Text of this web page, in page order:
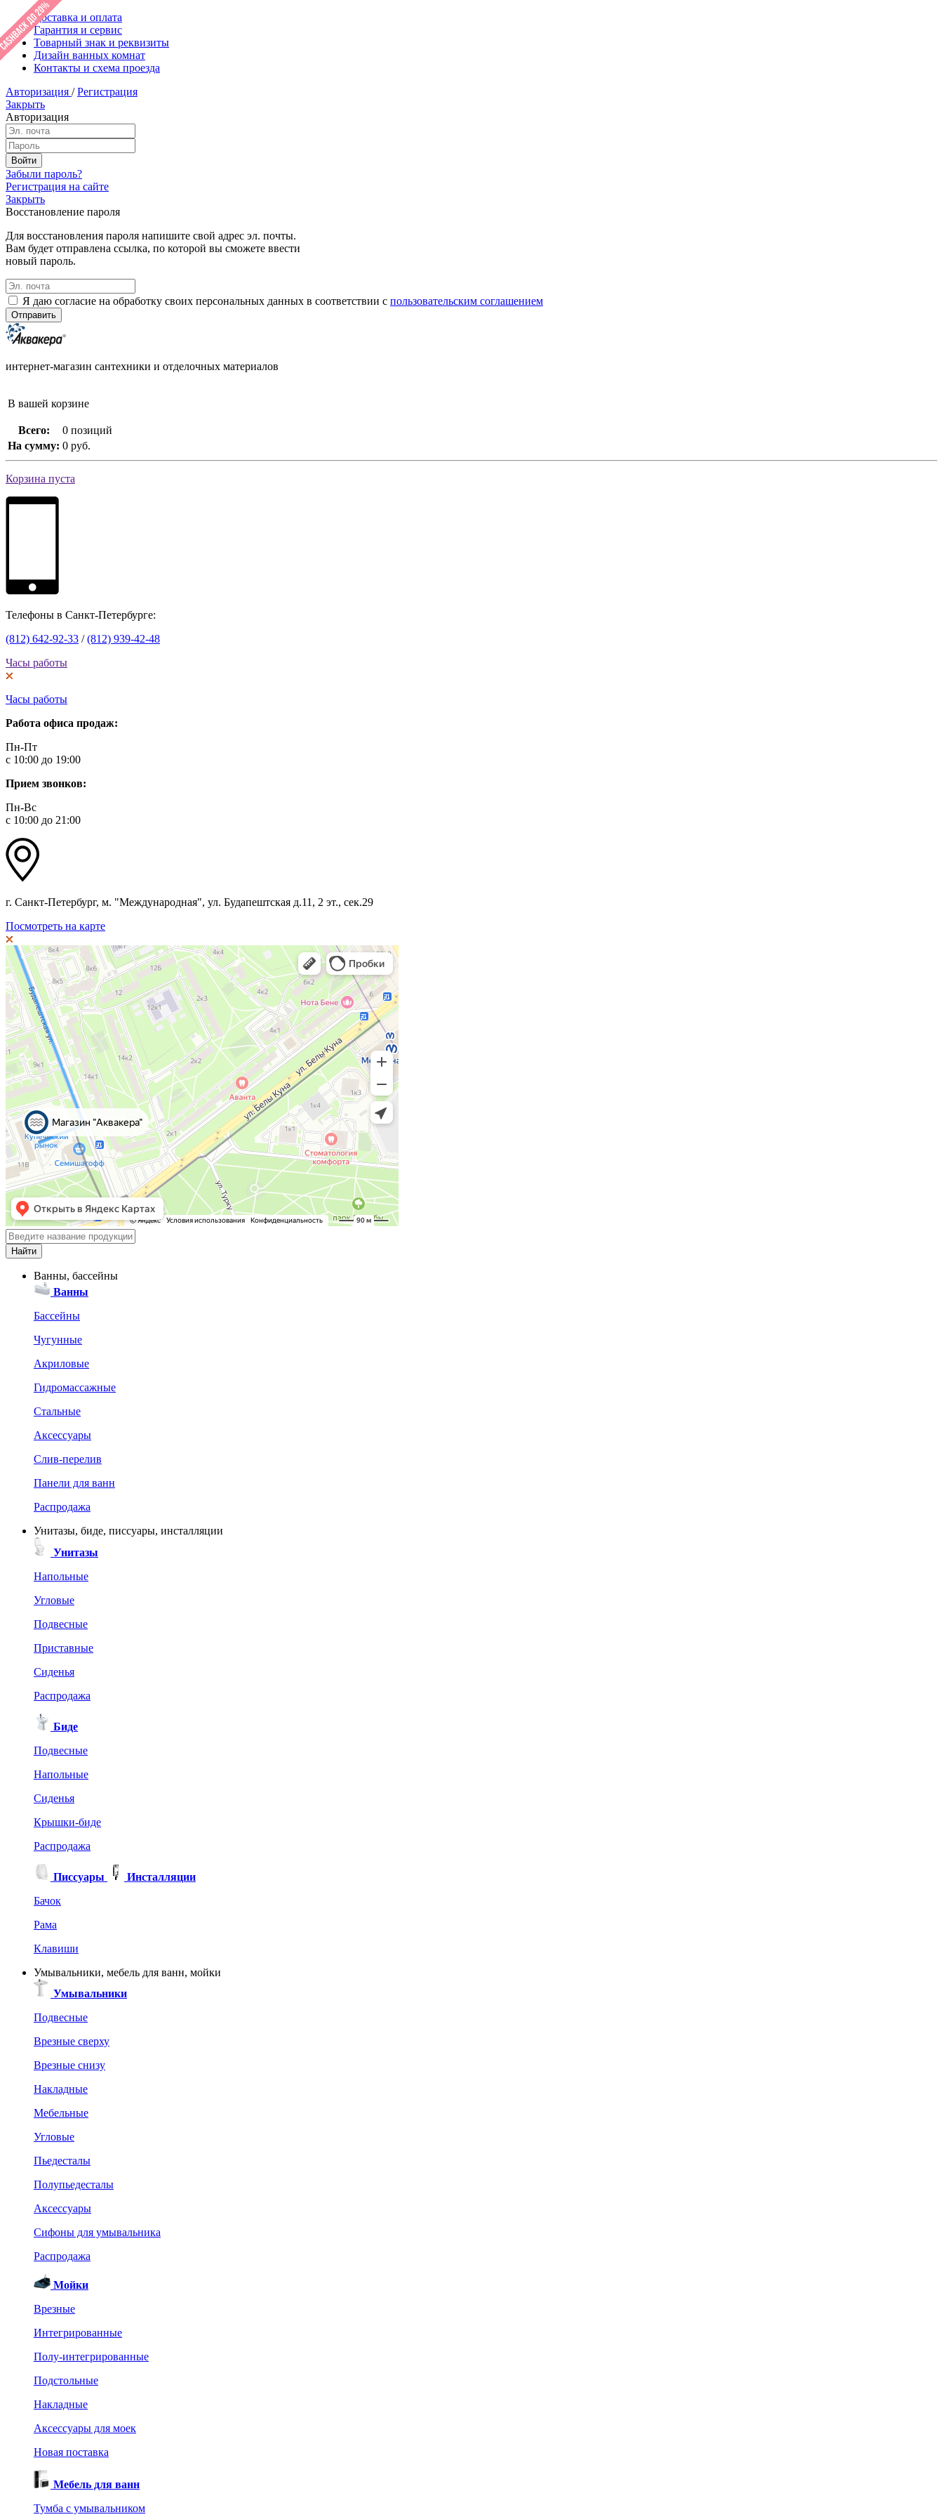
Доставка и оплата
Гарантия и сервис
Товарный знак и реквизиты
Дизайн ванных комнат
Контакты и схема проезда
Авторизация / Регистрация
Закрыть
Авторизация
Забыли пароль?
Регистрация на сайте
Закрыть
Восстановление пароля
Для восстановления пароля напишите свой адрес эл. почты.
Вам будет отправлена ссылка, по которой вы сможете ввести
новый пароль.
Я даю согласие на обработку своих персональных данных в соответствии с пользовательским соглашением
интернет-магазин сантехники и отделочных материалов
В вашей корзине
Всего:
0 позиций
На сумму: 0 руб.
Корзина пуста
Телефоны в Санкт-Петербурге:
(812) 642-92-33 /(812) 939-42-48
Часы работы
Часы работы
Работа офиса продаж:
Пн-Пт
с 10:00 до 19:00
Прием звонков:
Пн-Вс
с 10:00 до 21:00
г. Санкт-Петербург, м. "Международная", ул. Будапештская д.11, 2 эт., сек.29
Посмотреть на карте
Ванны, бассейны
Ванны
Бассейны
Чугунные
Акриловые
Гидромассажные
Стальные
Аксессуары
Слив-перелив
Панели для ванн
Распродажа
Унитазы, биде, писсуары, инсталляции
Унитазы
Напольные
Угловые
Подвесные
Приставные
Сиденья
Распродажа
Биде
Подвесные
Напольные
Сиденья
Крышки-биде
Распродажа
Писсуары
Инсталляции
Бачок
Рама
Клавиши
Умывальники, мебель для ванн, мойки
Умывальники
Подвесные
Врезные сверху
Врезные снизу
Накладные
Мебельные
Угловые
Пьедесталы
Полупьедесталы
Аксессуары
Сифоны для умывальника
Распродажа
Мойки
Врезные
Интегрированные
Полу-интегрированные
Подстольные
Накладные
Аксессуары для моек
Новая поставка
Мебель для ванн
Тумба с умывальником